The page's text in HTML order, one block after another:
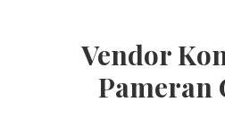
Vendor
Pameran